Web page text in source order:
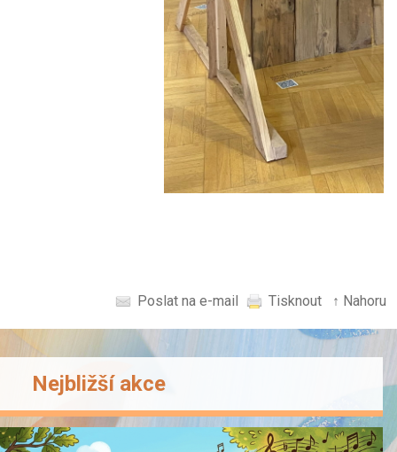
Poslat na e-mail Tisknout ↑ Nahoru
Nejbližší akce